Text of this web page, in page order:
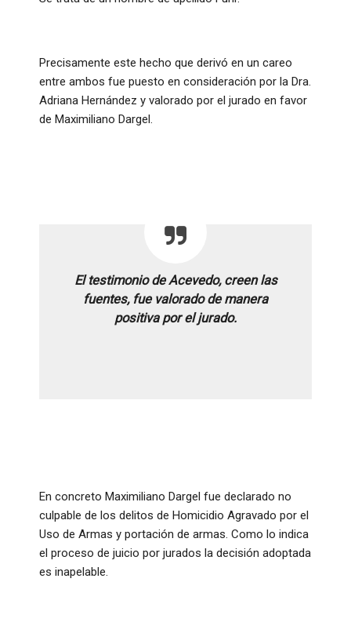
Precisamente este hecho que derivó en un careo
entre ambos fue puesto en consideración por la Dra.
Adriana Hernández y valorado por el jurado en favor
de Maximiliano Dargel.
El testimonio de Acevedo, creen las
fuentes, fue valorado de manera
positiva por el jurado.
En concreto Maximiliano Dargel fue declarado no
culpable de los delitos de Homicidio Agravado por el
Uso de Armas y portación de armas. Como lo indica
el proceso de juicio por jurados la decisión adoptada
es inapelable.